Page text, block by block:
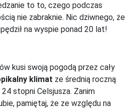
to to, czego podczas
nie zabraknie. Nic dziwnego, że
na wyspie ponad 20 lat!
kusi swoją pogodą przez cały
klimat ze średnią roczną
stopni Celsjusza. Zanim
pamiętaj, że ze względu na